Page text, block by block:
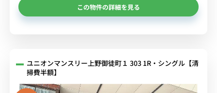
この物件の詳細を見る
ユニオンマンスリー上野御徒町１ 303 1R・シングル【清
掃費半額】